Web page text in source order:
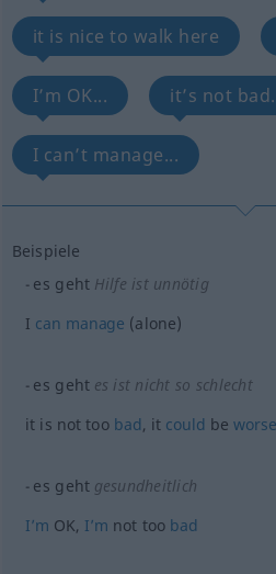
it is nice to walk here
I’m OK... it’s not
I can’t manage...
Beispiele
es geht Hilfe ist unnötig
I can manage (alone)
es geht es ist nicht so schlecht
it is not too bad, it could beworse
es geht gesundheitlich
I’m OK, I’m not too bad